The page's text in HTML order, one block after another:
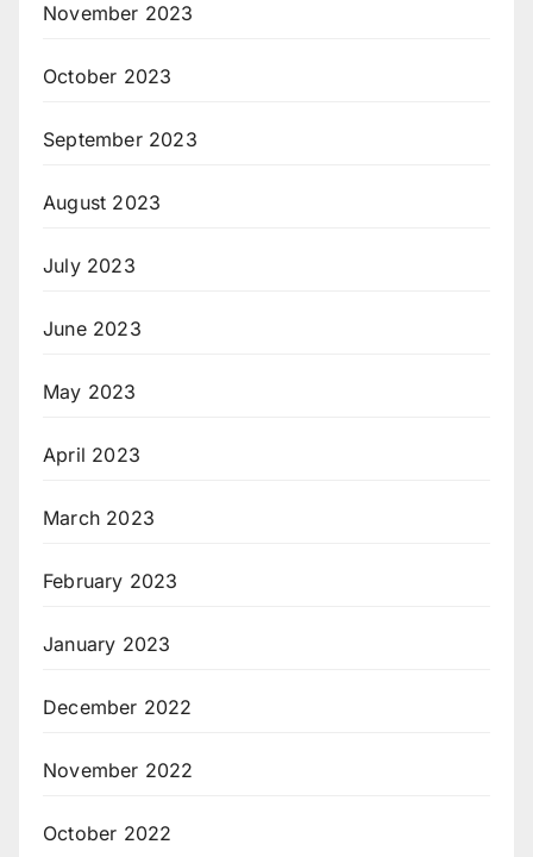
November 2023
October 2023
September 2023
August 2023
July 2023
June 2023
May 2023
April 2023
March 2023
February 2023
January 2023
December 2022
November 2022
October 2022